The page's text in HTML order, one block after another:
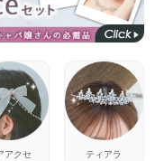
アクセ ティアラ